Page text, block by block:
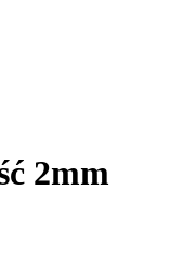
2mm